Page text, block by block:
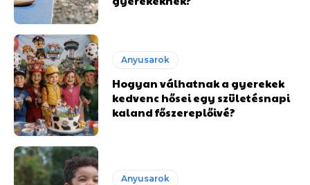
Anyusarok
Hogyan válhatnak a gyerekek
kedvenc hősei egy születésnapi
kaland főszereplőivé?
Anyusarok